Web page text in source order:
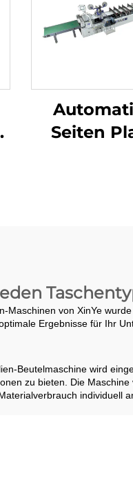
Seiten
von XinYe wurde
Ergebnisse für Ihr
Beutelmaschine wird
zu bieten. Die Maschine
individuell